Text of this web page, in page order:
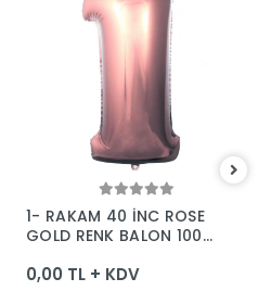
Sepete Ekle
1- RAKAM 40 İNC ROSE
GOLD RENK BALON 100
0,00 TL + KDV